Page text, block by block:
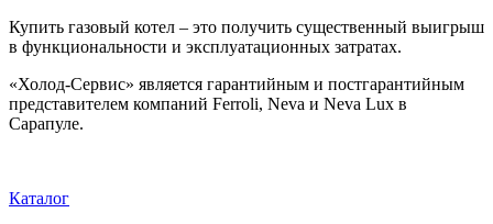
Купить газовый котел – это получить существенный выигрыш
в функциональности и эксплуатационных затратах.
«Холод-Сервис» является гарантийным и постгарантийным
представителем компаний Ferroli, Neva и Neva Lux в
Сарапуле.
Каталог